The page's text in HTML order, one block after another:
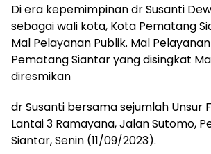
Di era kepemimpinan dr Susanti
sebagai wali kota, Kota Pematang
Mal Pelayanan Publik. Mal
Pematang Siantar yang disingkat
diresmikan
dr Susanti bersama sejumlah Unsur
Lantai 3 Ramayana, Jalan Sutomo,
Siantar, Senin (11/09/2023).